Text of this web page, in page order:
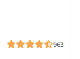
963